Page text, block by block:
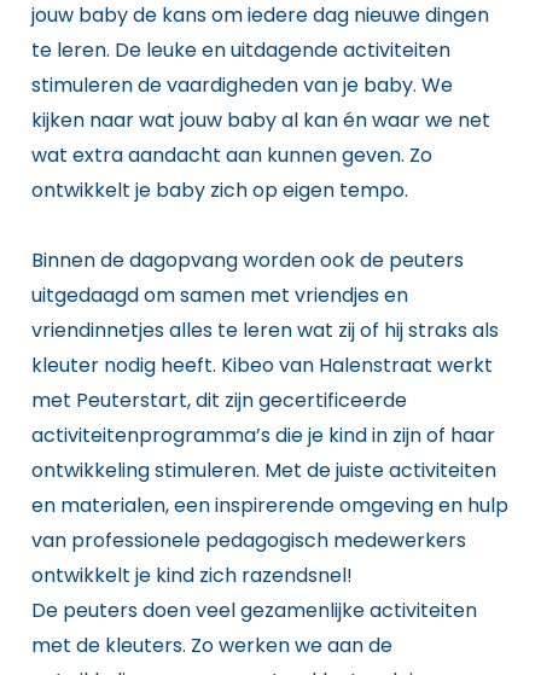
jouw baby de kans om iedere dag nieuwe dingen
te leren. De leuke en uitdagende activiteiten
stimuleren de vaardigheden van je baby. We
kijken naar wat jouw baby al kan én waar we net
wat extra aandacht aan kunnen geven. Zo
ontwikkelt je baby zich op eigen tempo.
Binnen de dagopvang worden ook de peuters
uitgedaagd om samen met vriendjes en
vriendinnetjes alles te leren wat zij of hij straks als
kleuter nodig heeft. Kibeo van Halenstraat werkt
met Peuterstart, dit zijn gecertificeerde
activiteitenprogramma’s die je kind in zijn of haar
ontwikkeling stimuleren. Met de juiste activiteiten
en materialen, een inspirerende omgeving en hulp
van professionele pedagogisch medewerkers
ontwikkelt je kind zich razendsnel!
De peuters doen veel gezamenlijke activiteiten
met de kleuters. Zo werken we aan de